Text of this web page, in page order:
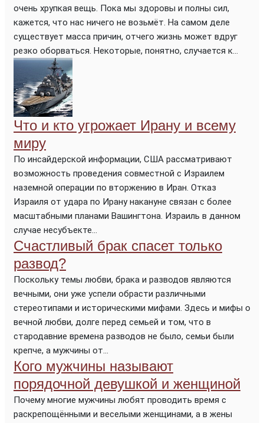
очень хрупкая вещь. Пока мы здоровы и полны сил,
кажется, что нас ничего не возьмёт. На самом деле
существует масса причин, отчего жизнь может вдруг
резко оборваться. Некоторые, понятно, случается к...
Что и кто угрожает Ирану и всему
миру
По инсайдерской информации, США рассматривают
возможность проведения совместной с Израилем
наземной операции по вторжению в Иран. Отказ
Израиля от удара по Ирану накануне связан с более
масштабными планами Вашингтона. Израиль в данном
случае несубъекте...
Счастливый брак спасет только
развод?
Поскольку темы любви, брака и разводов являются
вечными, они уже успели обрасти различными
стереотипами и историческими мифами. Здесь и мифы о
вечной любви, долге перед семьей и том, что в
стародавние времена разводов не было, семьи были
крепче, а мужчины от...
Кого мужчины называют
порядочной девушкой и женщиной
Почему многие мужчины любят проводить время с
раскрепощёнными и веселыми женщинами, а в жены